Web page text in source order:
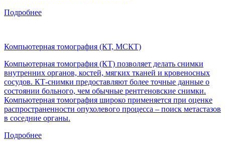
Подробнее
Компьютерная томография (КТ, МСКТ)
Компьютерная томография (КТ) позволяет делать снимки
внутренних органов, костей, мягких тканей и кровеносных
сосудов. КТ-снимки предоставляют более точные данные о
состоянии больного, чем обычные рентгеновские снимки.
Компьютерная томография широко применяется при оценке
распространенности опухолевого процесса – поиск метастазов
в соседние органы.
Подробнее